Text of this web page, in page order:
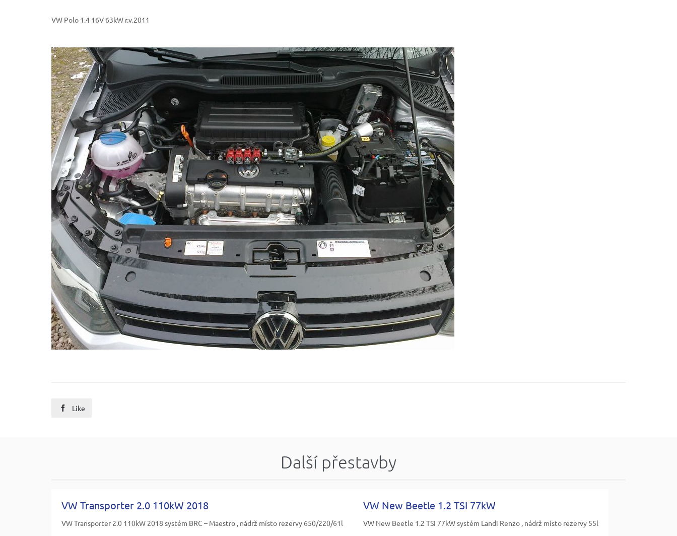
VW Polo 1.4 16V 63kW r.v.2011
 Like
Další přestavby
VW Transporter 2.0 110kW 2018
VW Transporter 2.0 110kW 2018 systém BRC – Maestro , nádrž místo rezervy 650/220/61l
VW New Beetle 1.2 TSI 77kW
VW New Beetle 1.2 TSI 77kW systém Landi Renzo , nádrž místo rezervy 55l